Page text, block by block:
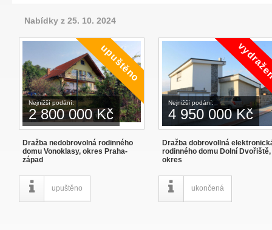
Nabídky z 25. 10. 2024
Nejnižší podání:
2 800 000 Kč
Dražba nedobrovolná rodinného
domu Vonoklasy, okres Praha-
západ
upuštěno
Nejnižší podání:
4 950 000 Kč
Dražba dobrovollná
rodinného domu Dolní Dvořiště,
okres
ukončená